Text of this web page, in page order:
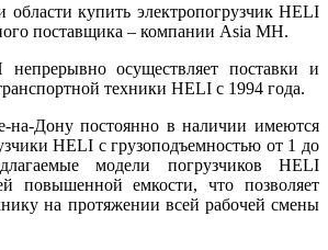
купить электропогрузчик HELI
поставщика – компании Asia MH.
осуществляет поставки и
техники HELI с 1994 года.
на-Дону постоянно в наличии имеются
HELI с грузоподъемностью от 1 до
модели погрузчиков HELI
повышенной емкости, что позволяет
на протяжении всей рабочей смены